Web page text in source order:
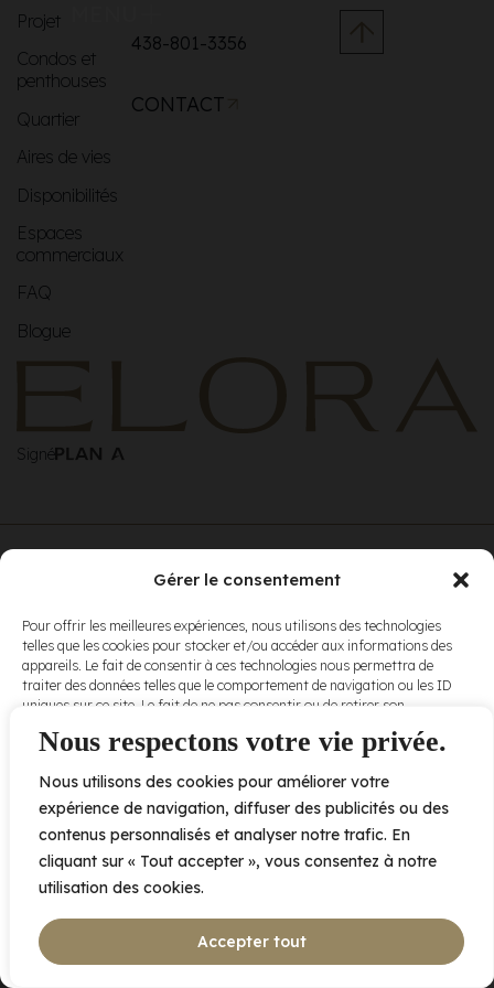
Nous respectons votre vie privée.
Nous utilisons des cookies pour améliorer votre
expérience de navigation, diffuser des publicités ou des
contenus personnalisés et analyser notre trafic. En
cliquant sur « Tout accepter », vous consentez à notre
utilisation des cookies.
Accepter tout
Gérer le consentement
Pour offrir les meilleures expériences, nous utilisons des technologies
telles que les cookies pour stocker et/ou accéder aux informations des
appareils. Le fait de consentir à ces technologies nous permettra de
traiter des données telles que le comportement de navigation ou les ID
uniques sur ce site. Le fait de ne pas consentir ou de retirer son
et fonctions.
Accepter
Refuser
Projet
Condos et
penthouses
Quartier
Aires de vies
Disponibilités
Espaces
commerciaux
FAQ
Blogue
438-801-3356
CONTACT
Signé
conditions
d’utilisationet
nospolitiques
de
confidentialité .
2005 av. de Bois-de-Boulogne, Laval QC H7N 0J7